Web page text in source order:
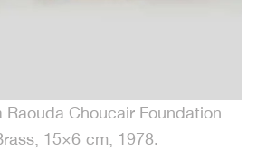
Choucair Foundation
.Dual, Brass, 15×6 cm, 1978